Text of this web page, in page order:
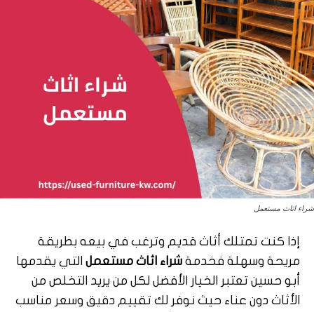
شراء اثاث مستعمل
إذا كنت تمتلك أثاث قديم وترغب في بيعه بطريقة
مريحة وسهلة فخدمة شراء اثاث مستعمل التي يقدمها
أبو حسين تعتبر الخيار الأفضل لكل من يريد التخلص من
الأثاث دون عناء حيث نوفر لك تقييم دقيق وسعر مناسب